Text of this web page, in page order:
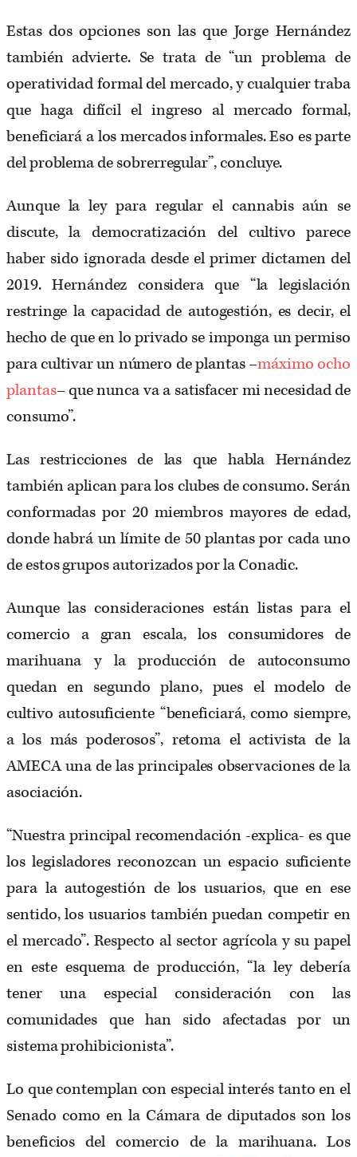
Estas dos opciones son las que Jorge Hernández
también advierte. Se trata de “un problema de
operatividad formal del mercado, y cualquier traba
que haga difícil el ingreso al mercado formal,
beneficiará a los mercados informales. Eso es parte
del problema de sobrerregular”, concluye.
Aunque la ley para regular el cannabis aún se
discute, la democratización del cultivo parece
haber sido ignorada desde el primer dictamen del
2019. Hernández considera que “la legislación
restringe la capacidad de autogestión, es decir, el
hecho de que en lo privado se imponga un permiso
para cultivar un número de plantas –máximo ocho
plantas– que nunca va a satisfacer mi necesidad de
consumo”.
Las restricciones de las que habla Hernández
también aplican para los clubes de consumo. Serán
conformadas por 20 miembros mayores de edad,
donde habrá un límite de 50 plantas por cada uno
de estos grupos autorizados por la Conadic.
Aunque las consideraciones están listas para el
comercio a gran escala, los consumidores de
marihuana y la producción de autoconsumo
quedan en segundo plano, pues el modelo de
cultivo autosuficiente “beneficiará, como siempre,
a los más poderosos”, retoma el activista de la
AMECA una de las principales observaciones de la
asociación.
“Nuestra principal recomendación -explica- es que
los legisladores reconozcan un espacio suficiente
para la autogestión de los usuarios, que en ese
sentido, los usuarios también puedan competir en
el mercado”. Respecto al sector agrícola y su papel
en este esquema de producción, “la ley debería
tener una especial consideración con las
comunidades que han sido afectadas por un
sistema prohibicionista”.
Lo que contemplan con especial interés tanto en el
Senado como en la Cámara de diputados son los
beneficios del comercio de la marihuana. Los